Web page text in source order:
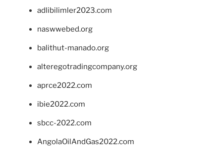
adlibilimler2023.com
naswwebed.org
balithut-manado.org
alteregotradingcompany.org
aprce2022.com
ibie2022.com
sbcc-2022.com
AngolaOilAndGas2022.com